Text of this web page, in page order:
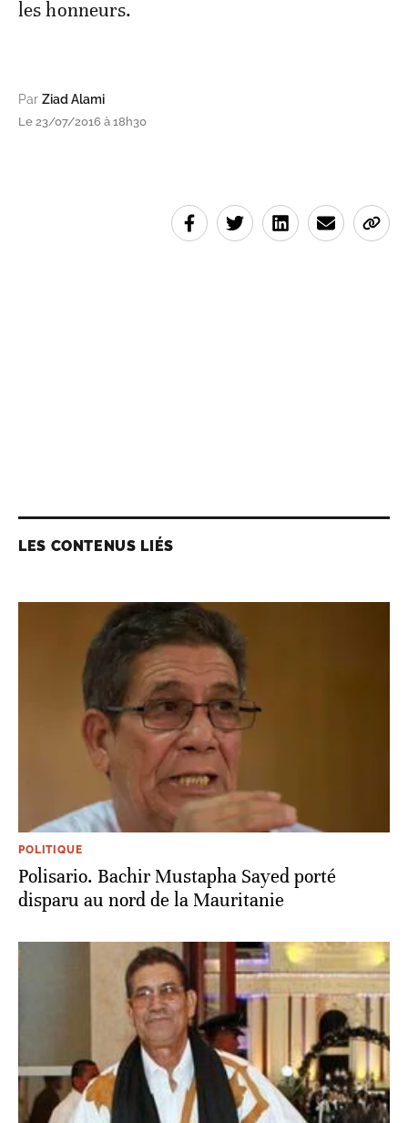
les honneurs.
Par Ziad Alami
Le 23/07/2016 à 18h30
LES CONTENUS LIÉS
POLITIQUE
Polisario. Bachir Mustapha Sayed porté
disparu au nord de la Mauritanie